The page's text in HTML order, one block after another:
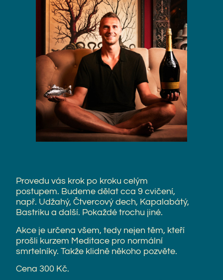
Provedu vás krok po kroku celým
postupem. Budeme dělat cca 9 cvičení,
např. Udžahý, Čtvercový dech, Kapalabátý,
Bastriku a další. Pokaždé trochu jiné.
Akce je určena všem, tedy nejen těm, kteří
prošli kurzem Meditace pro normální
smrtelníky. Takže klidně někoho pozvěte.
Cena 300 Kč.